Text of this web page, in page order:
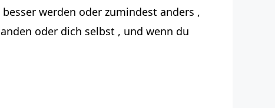
werden oder zumindest anders ,
oder dich selbst , und wenn du